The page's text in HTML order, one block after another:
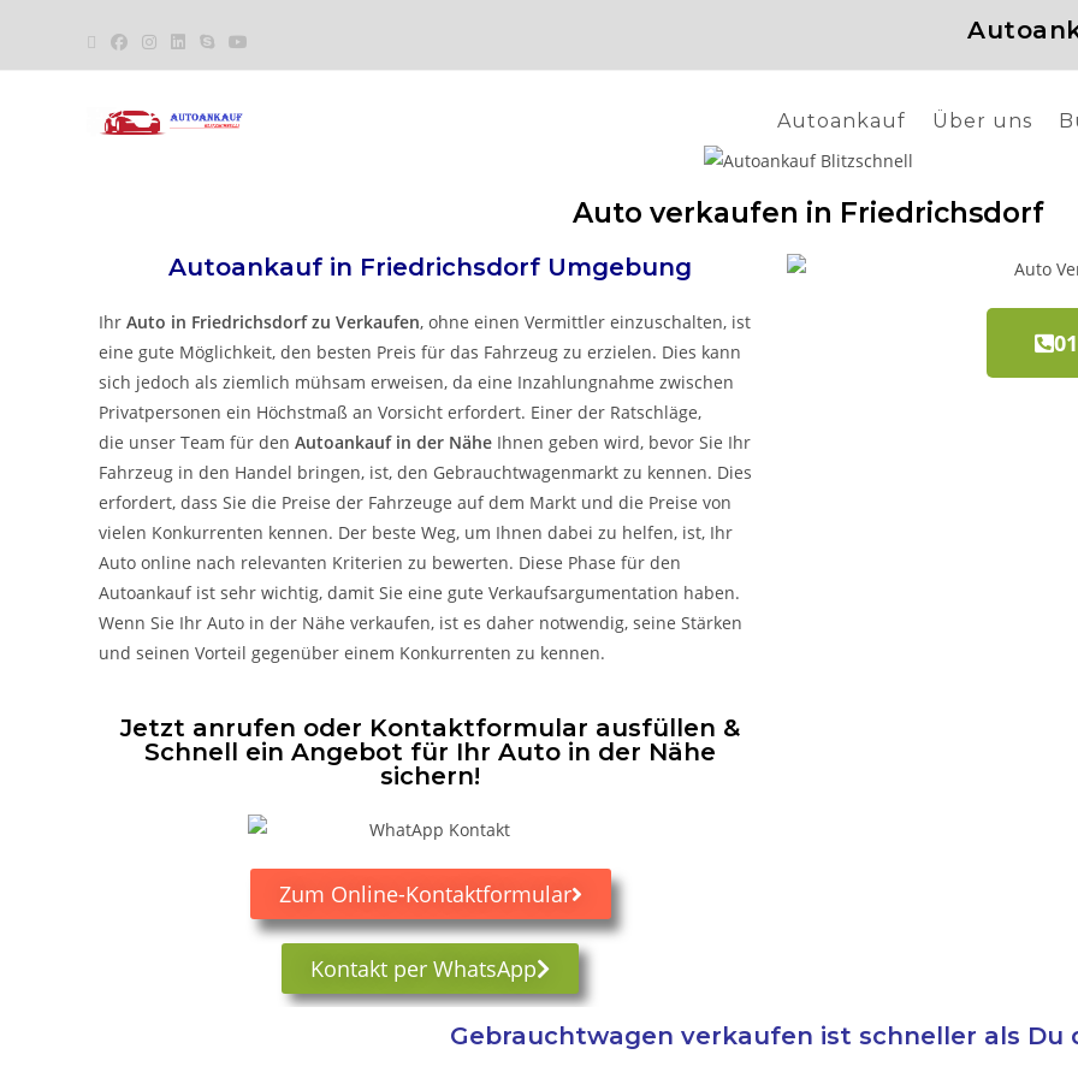
Autoankauf Über uns
Auto verkaufen in Friedrichsdorf
Autoankauf in Friedrichsdorf Umgebung
Ihr Auto in Friedrichsdorfzu Verkaufen, ohne einen Vermittler einzuschalten, ist
eine gute Möglichkeit, den besten Preis für das Fahrzeug zu erzielen. Dies kann
sich jedoch als ziemlich mühsam erweisen, da eine Inzahlungnahme zwischen
Privatpersonen ein Höchstmaß an Vorsicht erfordert. Einer der Ratschläge,
die unser Team für den Autoankauf in der Nähe Ihnen geben wird, bevor Sie Ihr
Fahrzeug in den Handel bringen, ist, den Gebrauchtwagenmarkt zu kennen. Dies
erfordert, dass Sie die Preise der Fahrzeuge auf dem Markt und die Preise von
vielen Konkurrenten kennen. Der beste Weg, um Ihnen dabei zu helfen, ist, Ihr
Auto online nach relevanten Kriterien zu bewerten. Diese Phase für den
Autoankauf ist sehr wichtig, damit Sie eine gute Verkaufsargumentation haben.
Wenn Sie Ihr Auto in der Nähe verkaufen, ist es daher notwendig, seine Stärken
und seinen Vorteil gegenüber einem Konkurrenten zu kennen.
Jetzt anrufen oder Kontaktformular ausfüllen &
Schnell ein Angebot für Ihr Auto in der Nähe
sichern!
Zum Online-Kontaktformular
Kontakt per WhatsApp
Gebrauchtwagen verkaufen ist schneller als Du